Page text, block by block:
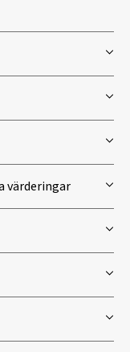
värderingar